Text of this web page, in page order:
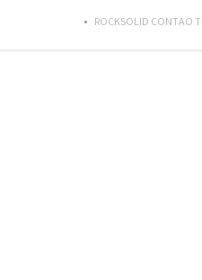
ROCKSOLID CONTAO